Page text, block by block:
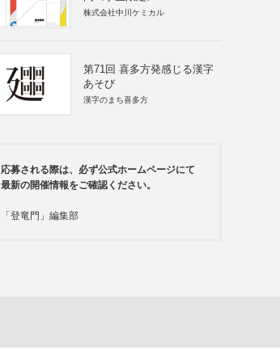
株式会社中川ケミカル
第71回 喜多方発感じる漢字
あそび
漢字のまち喜多方
応募される際は、必ず公式ホームページにて
最新の開催情報をご確認ください。
「登竜門」編集部